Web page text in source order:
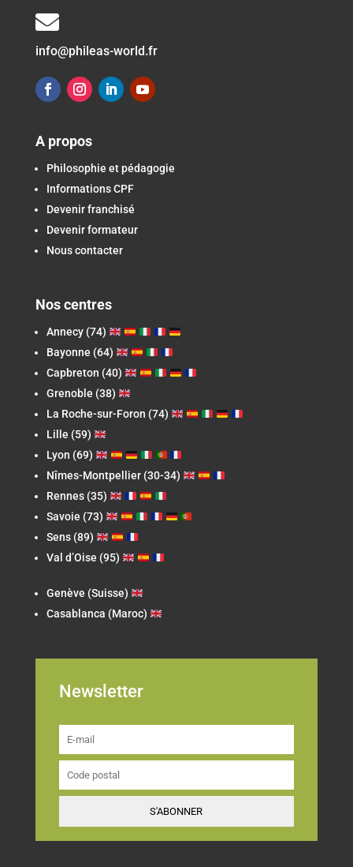

info@phileas-world.fr
A propos
Philosophie et pédagogie
Informations CPF
Devenir franchisé
Devenir formateur
Nous contacter
Nos centres
Annecy (74)
Bayonne (64)
Capbreton (40)
Grenoble (38)
La Roche-sur-Foron (74)
Lille (59)
Lyon (69)
Nîmes-Montpellier (30-34)
Rennes (35)
Savoie (73)
Sens (89)
Val d’Oise (95)
Genève (Suisse)
Casablanca (Maroc)
Newsletter
S'ABONNER